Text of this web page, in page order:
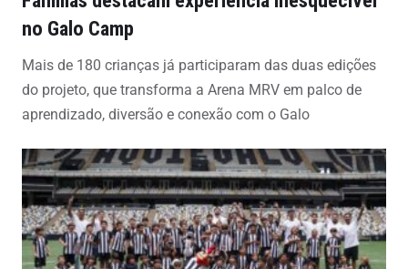
no Galo Camp
Mais de 180 crianças já participaram das duas edições
do projeto, que transforma a Arena MRV em palco de
aprendizado, diversão e conexão com o Galo